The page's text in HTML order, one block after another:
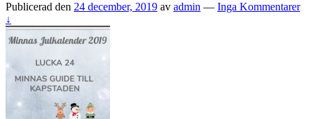
Publicerad den 24 december, 2019 av admin — Inga Kommentarer
↓